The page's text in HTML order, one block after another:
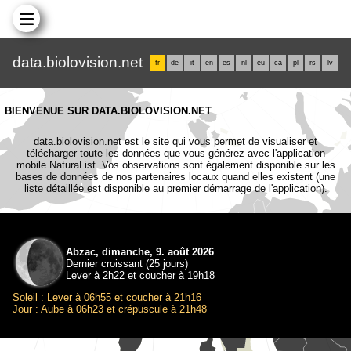
data.biolovision.net fr de it en es nl eu ca pl rs lv
BIENVENUE SUR DATA.BIOLOVISION.NET
data.biolovision.net est le site qui vous permet de visualiser et
télécharger toute les données que vous générez avec l'application
mobile NaturaList. Vos observations sont également disponible sur les
bases de données de nos partenaires locaux quand elles existent (une
liste détaillée est disponible au premier démarrage de l'application).
Abzac, dimanche, 9. août 2026
Dernier croissant (25 jours)
Lever à 2h22 et coucher à 19h18
Soleil : Lever à 06h55 et coucher à 21h16
Jour : Aube à 06h23 et crépuscule à 21h48